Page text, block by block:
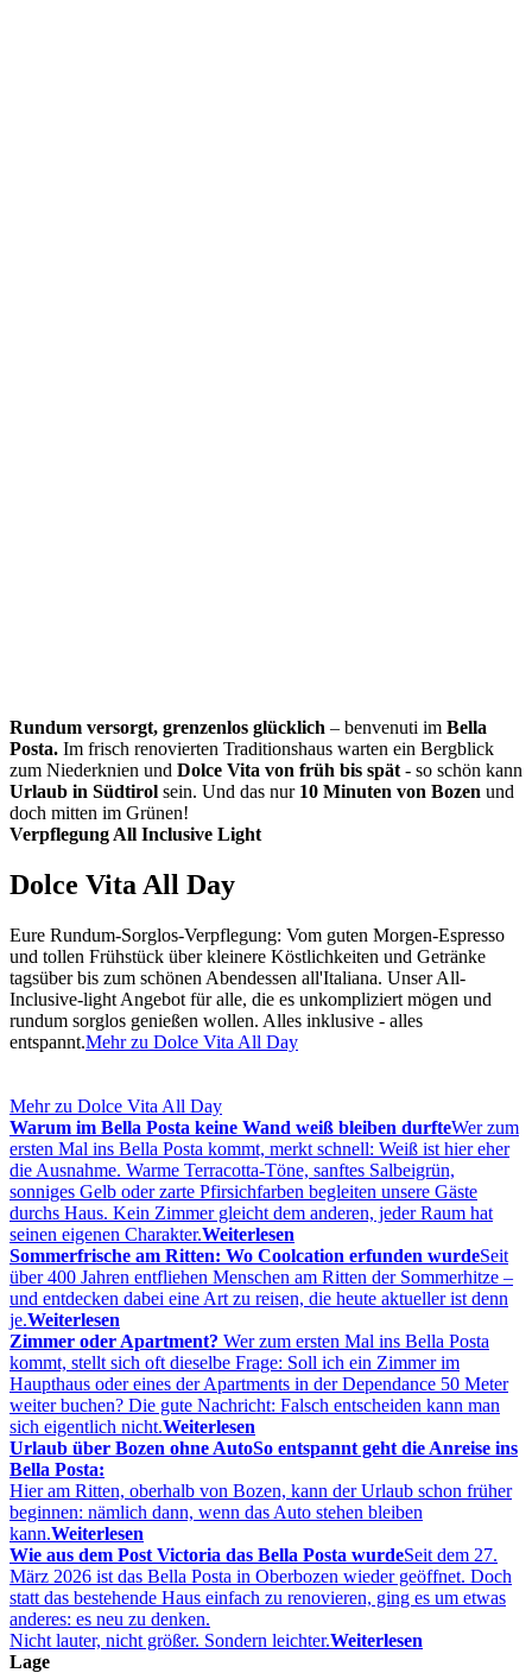
Rundum versorgt, grenzenlos glücklich – benvenuti im Bella
Posta. Im frisch renovierten Traditionshaus warten ein Bergblick
zum Niederknien und Dolce Vita von früh bis spät - so schön kann
Urlaub in Südtirol sein. Und das nur 10 Minuten von Bozen und
doch mitten im Grünen!
Verpflegung All Inclusive Light
Dolce Vita All Day
Eure Rundum-Sorglos-Verpflegung: Vom guten Morgen-Espresso
und tollen Frühstück über kleinere Köstlichkeiten und Getränke
tagsüber bis zum schönen Abendessen all'Italiana. Unser All-
Inclusive-light Angebot für alle, die es unkompliziert mögen und
rundum sorglos genießen wollen. Alles inklusive - alles
entspannt.Mehr zu Dolce Vita All Day
Mehr zu Dolce Vita All Day
Warum im Bella Posta keine Wand weiß bleiben durfteWer zum
ersten Mal ins Bella Posta kommt, merkt schnell: Weiß ist hier eher
die Ausnahme. Warme Terracotta-Töne, sanftes Salbeigrün,
sonniges Gelb oder zarte Pfirsichfarben begleiten unsere Gäste
durchs Haus. Kein Zimmer gleicht dem anderen, jeder Raum hat
seinen eigenen Charakter.Weiterlesen
Sommerfrische am Ritten: Wo Coolcation erfunden wurdeSeit
über 400 Jahren entfliehen Menschen am Ritten der Sommerhitze –
und entdecken dabei eine Art zu reisen, die heute aktueller ist denn
je.Weiterlesen
Zimmer oder Apartment? Wer zum ersten Mal ins Bella Posta
kommt, stellt sich oft dieselbe Frage: Soll ich ein Zimmer im
Haupthaus oder eines der Apartments in der Dependance 50 Meter
weiter buchen? Die gute Nachricht: Falsch entscheiden kann man
sich eigentlich nicht.Weiterlesen
Urlaub über Bozen ohne AutoSo entspannt geht die Anreise ins
Bella Posta:
Hier am Ritten, oberhalb von Bozen, kann der Urlaub schon früher
beginnen: nämlich dann, wenn das Auto stehen bleiben
kann.Weiterlesen
Wie aus dem Post Victoria das Bella Posta wurdeSeit dem 27.
März 2026 ist das Bella Posta in Oberbozen wieder geöffnet. Doch
statt das bestehende Haus einfach zu renovieren, ging es um etwas
anderes: es neu zu denken.
Nicht lauter, nicht größer. Sondern leichter.Weiterlesen
Lage